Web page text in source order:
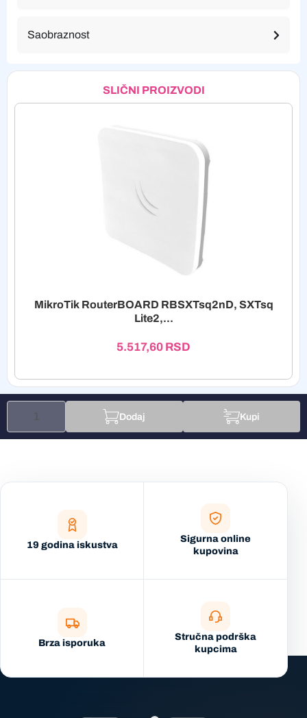
Saobraznost
SLIČNI PROIZVODI
MikroTik RouterBOARD RBSXTsq2nD, SXTsq
Lite2,...
5.517,60 RSD
Dodaj Kupi
19 godina iskustva
Sigurna online
kupovina
Brza isporuka
Stručna podrška
kupcima